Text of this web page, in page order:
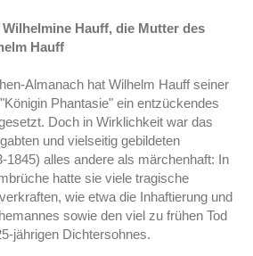
Wilhelmine Hauff, die Mutter des
Hauff
Almanach hat Wilhelm Hauff seiner
Phantasie" ein entzückendes
Doch in Wirklichkeit war das
und vielseitig gebildeten
1845) alles andere als märchenhaft: In
hatte sie viele tragische
wie etwa die Inhaftierung und
sowie den viel zu frühen Tod
jährigen Dichtersohnes.